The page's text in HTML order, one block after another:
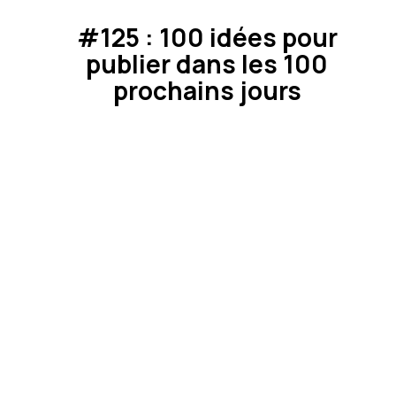
#125 : 100 idées pour
publier dans les 100
prochains jours